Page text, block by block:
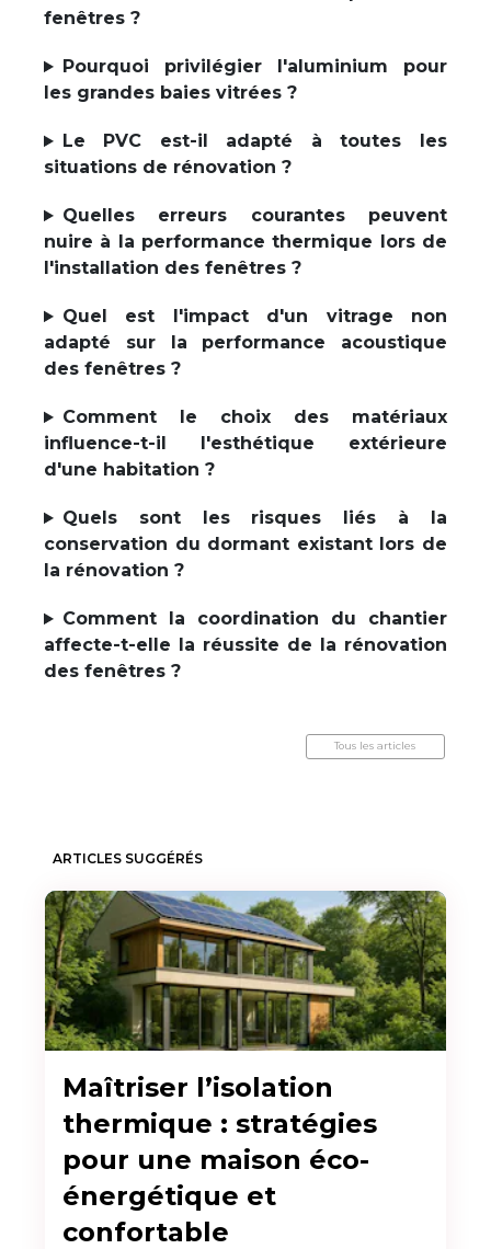
fenêtres ?
Pourquoi privilégier l'aluminium pour
les grandes baies vitrées ?
Le PVC est-il adapté à toutes les
situations de rénovation ?
Quelles erreurs courantes peuvent
nuire à la performance thermique lors de
l'installation des fenêtres ?
Quel est l'impact d'un vitrage non
adapté sur la performance acoustique
des fenêtres ?
Comment le choix des matériaux
influence-t-il l'esthétique extérieure
d'une habitation ?
Quels sont les risques liés à la
conservation du dormant existant lors de
la rénovation ?
Comment la coordination du chantier
affecte-t-elle la réussite de la rénovation
des fenêtres ?
Tous les articles
ARTICLES SUGGÉRÉS
Maîtriser l’isolation
thermique : stratégies
pour une maison éco-
énergétique et
confortable